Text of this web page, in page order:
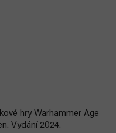
hry Warhammer Age
Vydání 2024.